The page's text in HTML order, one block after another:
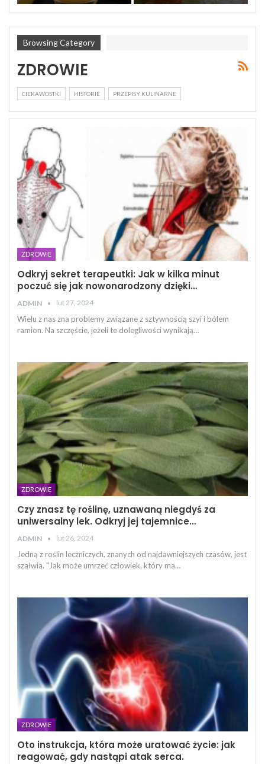
Browsing Category
ZDROWIE
CIEKAWOSTKI HISTORIE PRZEPISY KULINARNE
ZDROWIE
Odkryj sekret terapeutki: Jak w kilka minut
poczuć się jak nowonarodzony dzięki…
ADMIN lut 27, 2024
Wielu z nas zna problemy związane z sztywnością szyi i bólem
ramion. Na szczęście, jeżeli te dolegliwości wynikają…
ZDROWIE
Czy znasz tę roślinę, uznawaną niegdyś za
uniwersalny lek. Odkryj jej tajemnice…
ADMIN lut 26, 2024
Jedną z roślin leczniczych, znanych od najdawniejszych czasów, jest
szałwia. "Jak może umrzeć człowiek, który ma…
ZDROWIE
Oto instrukcja, która może uratować życie: jak
reagować, gdy nastąpi atak serca.